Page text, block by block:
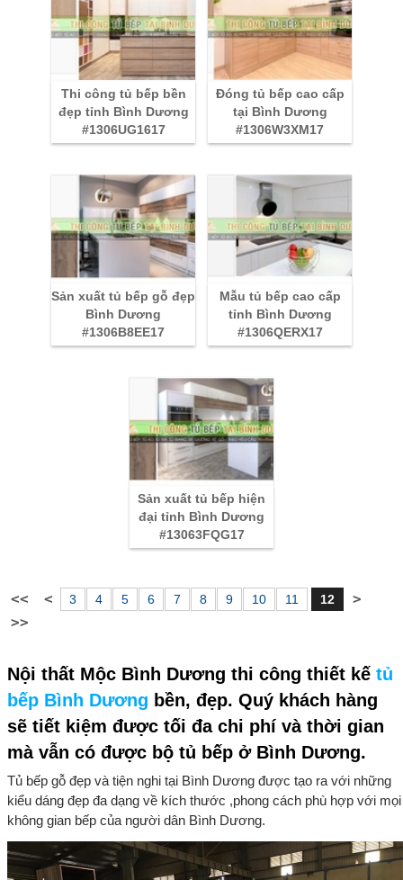
Thi công tủ bếp bền
đẹp tỉnh Bình Dương
#1306UG1617
Đóng tủ bếp cao cấp
tại Bình Dương
#1306W3XM17
Sản xuất tủ bếp gỗ đẹp
Bình Dương
#1306B8EE17
Mẫu tủ bếp cao cấp
tỉnh Bình Dương
#1306QERX17
Sản xuất tủ bếp hiện
đại tỉnh Bình Dương
#13063FQG17
3 4 5 6 7 8 9 10 11 12
Nội thất Mộc Bình Dương thi công thiết kếtủ
bếp Bình Dương bền, đẹp. Quý khách hàng
sẽ tiết kiệm được tối đa chi phí và thời gian
mà vẫn có được bộ tủ bếp ở Bình Dương.
Tủ bếp gỗ đẹp và tiện nghi tại Bình Dương được tạo ra với những
kiểu dáng đẹp đa dạng về kích thước ,phong cách phù hợp với mọi
không gian bếp của người dân Bình Dương.